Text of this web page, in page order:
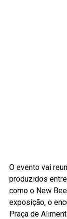
O evento vai
produzidos
como o New
exposição, o
Praça de